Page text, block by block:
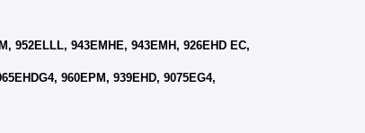
952ELLL, 943EMHE, 943EMH, 926EHD EC,
960EPM, 939EHD, 9075EG4,